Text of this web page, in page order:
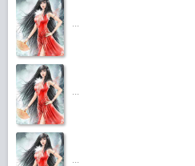
...
...
...